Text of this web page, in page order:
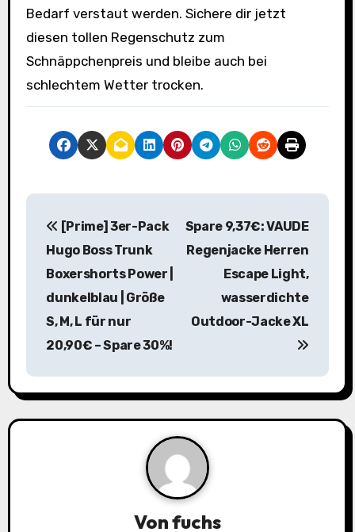
Bedarf verstaut werden. Sichere dir jetzt
diesen tollen Regenschutz zum
Schnäppchenpreis und bleibe auch bei
schlechtem Wetter trocken.
B
a
g
[Prime] 3er-Pack
Hugo Boss Trunk
Boxershorts Power |
dunkelblau | Größe
S, M, L für nur
20,90€ – Spare 30%!
Spare 9,37€: VAUDE
Regenjacke Herren
Escape Light,
wasserdichte
Outdoor-Jacke XL
Vonfuchs